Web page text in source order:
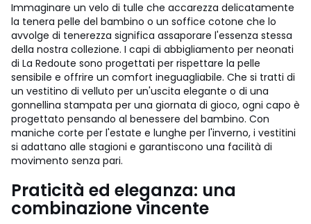
Immaginare un velo di tulle che accarezza delicatamente
la tenera pelle del bambino o un soffice cotone che lo
avvolge di tenerezza significa assaporare l'essenza stessa
della nostra collezione. I capi di abbigliamento per neonati
di La Redoute sono progettati per rispettare la pelle
sensibile e offrire un comfort ineguagliabile. Che si tratti di
un vestitino di velluto per un'uscita elegante o di una
gonnellina stampata per una giornata di gioco, ogni capo è
progettato pensando al benessere del bambino. Con
maniche corte per l'estate e lunghe per l'inverno, i vestitini
si adattano alle stagioni e garantiscono una facilità di
movimento senza pari.
Praticità ed eleganza: una
combinazione vincente